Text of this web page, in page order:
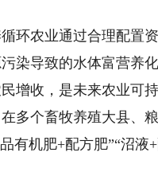
农业通过合理配置
染导致的水体富营养
增收，是未来农业可
多个畜牧养殖大县、
有机肥+配方肥”“沼